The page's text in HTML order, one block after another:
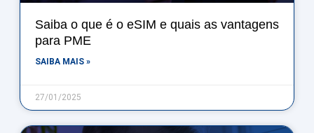
Saiba o que é o eSIM e quais as vantagens
para PME
SAIBA MAIS »
27/01/2025